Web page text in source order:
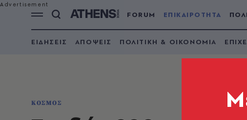
FORUM ΕΠΙΚΑΙΡΟΤΗΤΑ
ΕΙΔΗΣΕΙΣ ΑΠΟΨΕΙΣ ΠΟΛΙΤΙΚΗ & ΟΙΚΟΝΟΜΙΑ
ΚΟΣΜΟΣ